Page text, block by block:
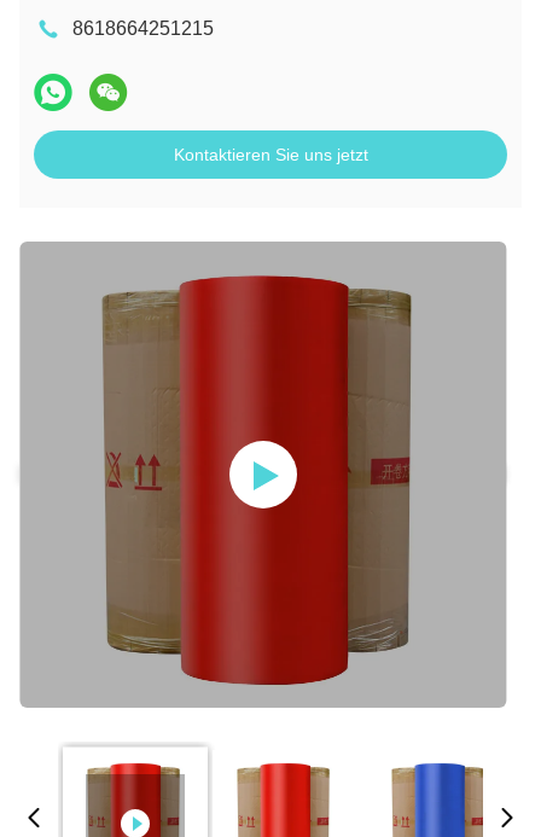
8618664251215
Kontaktieren Sie uns jetzt